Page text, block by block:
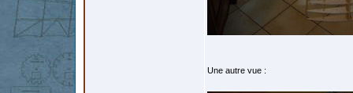
Une autre vue :